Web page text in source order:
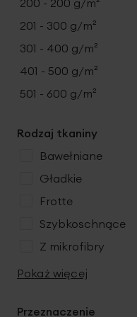
y
y
200 - 200 g/m²
201 - 300 g/m²
301 - 400 g/m²
401 - 500 g/m²
501 - 600 g/m²
Rodzaj tkaniny
bawełniane
gładkie
frotte
szybkoschnące
z mikrofibry
Pokaż więcej
Przeznaczenie